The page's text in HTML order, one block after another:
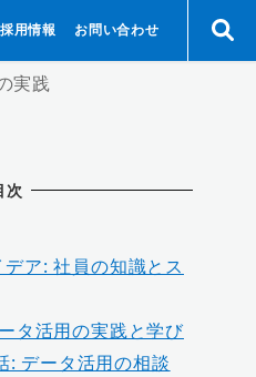
採用情報 お問い合わせ
実践
次
ア: 社員の知識とス
タ活用の実践と学び
: データ活用の相談